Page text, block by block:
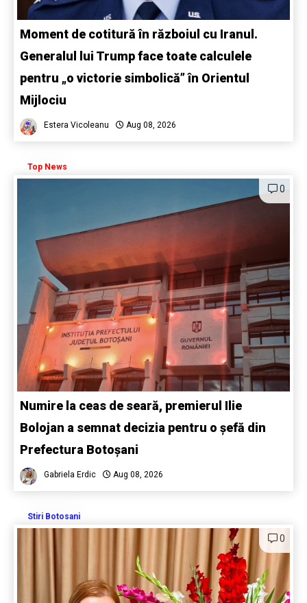
Moment de cotitură în războiul cu Iranul.
Generalul lui Trump face toate calculele
pentru „o victorie simbolică” în Orientul
Mijlociu
Estera Vicoleanu Aug 08, 2026
Top News
0
Numire la ceas de seară, premierul Ilie
Bolojan a semnat decizia pentru o șefă din
Prefectura Botoșani
Gabriela Erdic Aug 08, 2026
Stiri Botosani
0